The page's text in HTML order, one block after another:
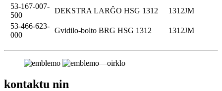
53-167-007-
500
DEKSTRA LARĜO HSG 1312
1312JM
53-466-623-
000
Gvidilo-bolto BRG HSG 1312 1312JM
kontaktu nin